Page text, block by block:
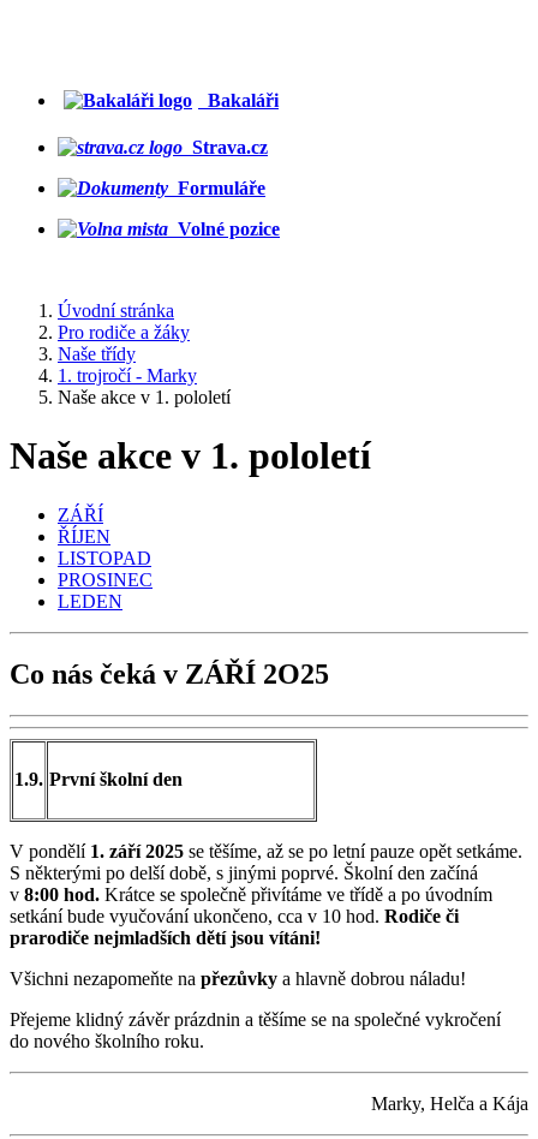
Bakaláři
Strava.cz
Formuláře
Volné pozice
Úvodní stránka
Pro rodiče a žáky
Naše třídy
1. trojročí - Marky
Naše akce v 1. pololetí
Naše akce v 1. pololetí
ZÁŘÍ
ŘÍJEN
LISTOPAD
PROSINEC
LEDEN
Co nás čeká v ZÁŘÍ 2O25
1.9. První školní den
V pondělí 1. září 2025 se těšíme, až se po letní pauze opět setkáme.
S některými po delší době, s jinými poprvé. Školní den začíná
v 8:00 hod. Krátce se společně přivítáme ve třídě a po úvodním
setkání bude vyučování ukončeno, cca v 10 hod. Rodiče či
prarodiče nejmladších dětí jsou vítáni!
Všichni nezapomeňte na přezůvky a hlavně dobrou náladu!
Přejeme klidný závěr prázdnin a těšíme se na společné vykročení
do nového školního roku.
Marky, Helča a Kája